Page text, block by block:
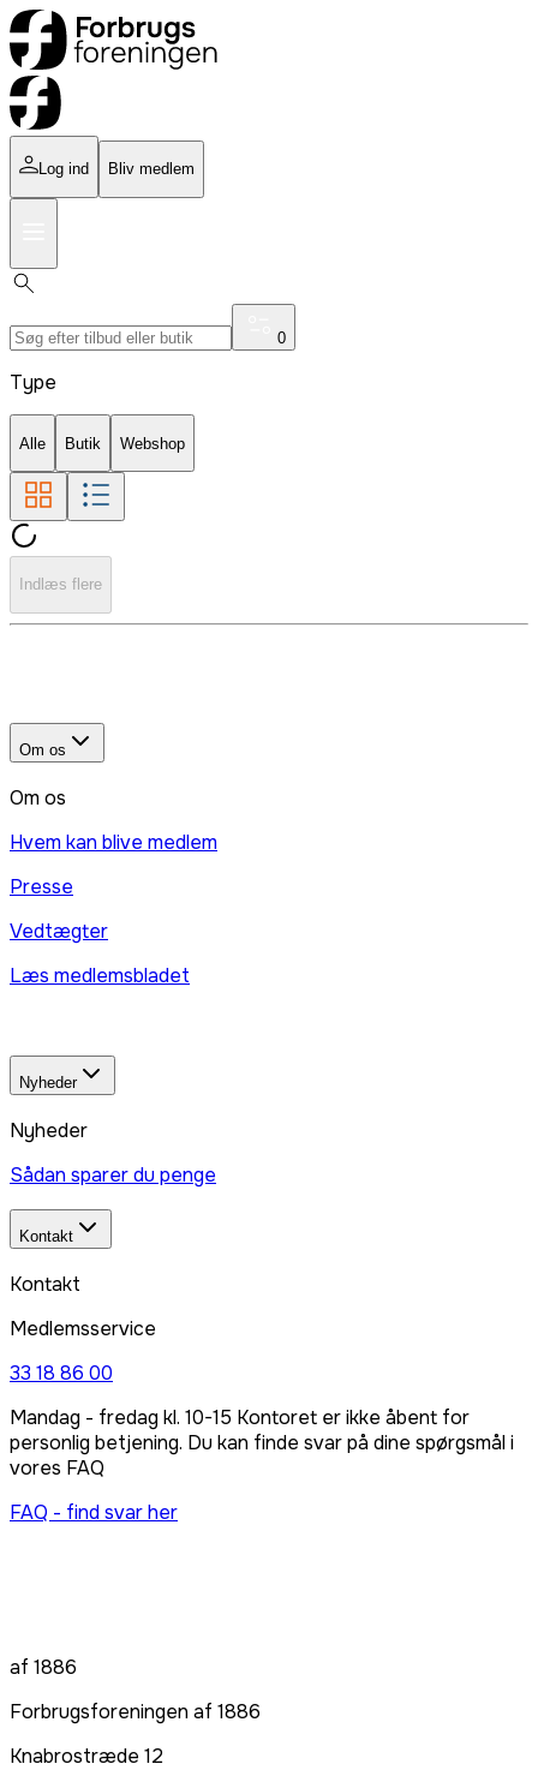
Log ind Bliv medlem
0
Type
Alle Butik Webshop
Indlæs flere
Om os
Om os
Hvem kan blive medlem
Presse
Vedtægter
Læs medlemsbladet
Nyheder
Nyheder
Sådan sparer du penge
Kontakt
Kontakt
Medlemsservice
33 18 86 00
Mandag - fredag kl. 10-15 Kontoret er ikke åbent for
personlig betjening. Du kan finde svar på dine spørgsmål i
vores FAQ
FAQ - find svar her
af 1886
Forbrugsforeningen af 1886
Knabrostræde 12